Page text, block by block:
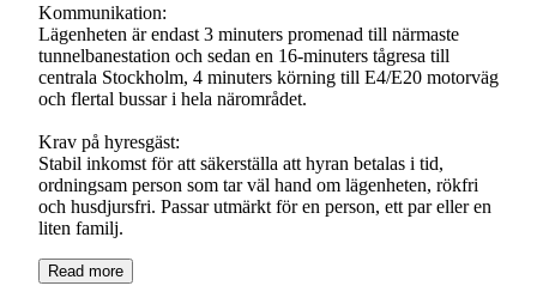
Kommunikation:
Lägenheten är endast 3 minuters promenad till närmaste
tunnelbanestation och sedan en 16-minuters tågresa till
centrala Stockholm, 4 minuters körning till E4/E20 motorväg
och flertal bussar i hela närområdet.
Krav på hyresgäst:
Stabil inkomst för att säkerställa att hyran betalas i tid,
ordningsam person som tar väl hand om lägenheten, rökfri
och husdjursfri. Passar utmärkt för en person, ett par eller en
liten familj.
Read more